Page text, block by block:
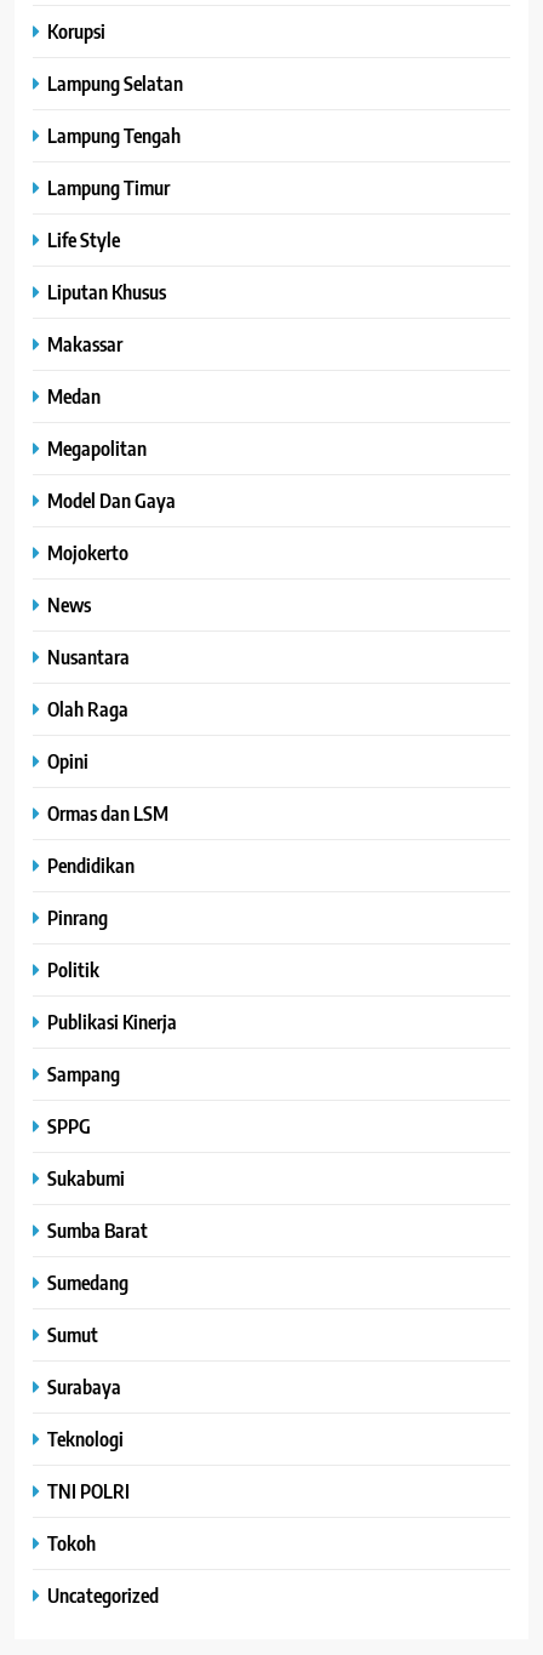
Korupsi
Lampung Selatan
Lampung Tengah
Lampung Timur
Life Style
Liputan Khusus
Makassar
Medan
Megapolitan
Model Dan Gaya
Mojokerto
News
Nusantara
Olah Raga
Opini
Ormas dan LSM
Pendidikan
Pinrang
Politik
Publikasi Kinerja
Sampang
SPPG
Sukabumi
Sumba Barat
Sumedang
Sumut
Surabaya
Teknologi
TNI POLRI
Tokoh
Uncategorized